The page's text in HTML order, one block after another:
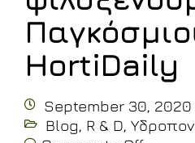
HortiDaily
September 30, 2020
Blog, R & D,